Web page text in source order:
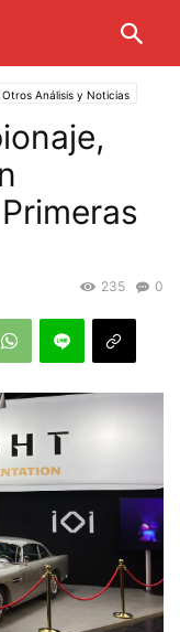
Otros Análisis y Noticias
0
235